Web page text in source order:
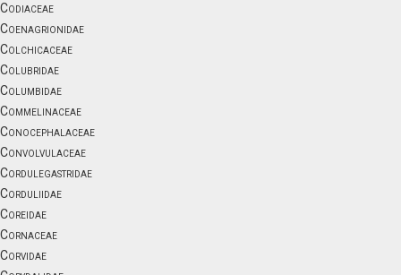
Codiaceae
Coenagrionidae
Colchicaceae
Colubridae
Columbidae
Commelinaceae
Conocephalaceae
Convolvulaceae
Cordulegastridae
Corduliidae
Coreidae
Cornaceae
Corvidae